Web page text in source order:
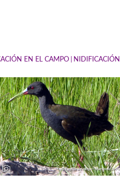
EN EL CAMPO NIDIFICACIÓN